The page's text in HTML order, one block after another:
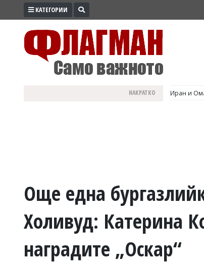
ПРОМО
ВОЙНАТА
УКРАЙНА
РАЗСЛЕДВАНЕ
КАТЕГОРИИ
НАКРАТКО Иран и
Още една
Холивуд: Катерина
наградите „Оскар“